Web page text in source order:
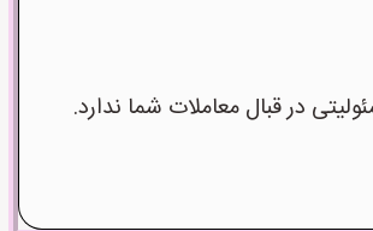
در قبال معاملات شما ندارد.